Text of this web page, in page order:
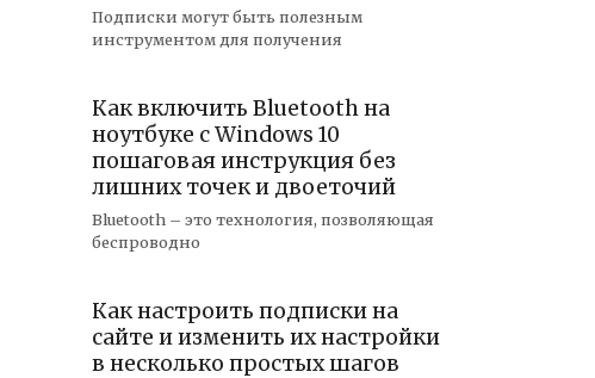
Подписки могут быть полезным
инструментом для получения
Как включить Bluetooth на
ноутбуке с Windows 10
пошаговая инструкция без
лишних точек и двоеточий
Bluetooth – это технология, позволяющая
беспроводно
Как настроить подписки на
сайте и изменить их настройки
в несколько простых шагов